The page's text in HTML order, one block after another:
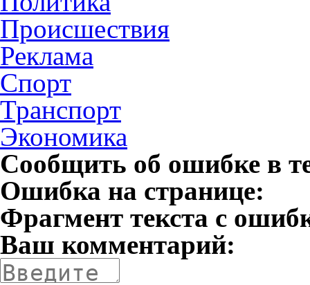
Происшествия
Реклама
Спорт
Транспорт
Экономика
Сообщить об ошибке в
Ошибка на странице:
Фрагмент текста с
Ваш комментарий: